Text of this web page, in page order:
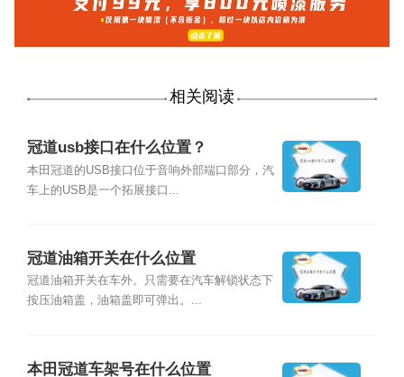
相关阅读
冠道usb接口在什么位置？
本田冠道的USB接口位于音响外部端口部分，汽
车上的USB是一个拓展接口...
冠道油箱开关在什么位置
冠道油箱开关在车外。只需要在汽车解锁状态下
按压油箱盖，油箱盖即可弹出。...
本田冠道车架号在什么位置